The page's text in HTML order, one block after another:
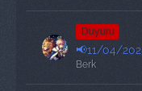
Duyuru
📢11/04/
Berk